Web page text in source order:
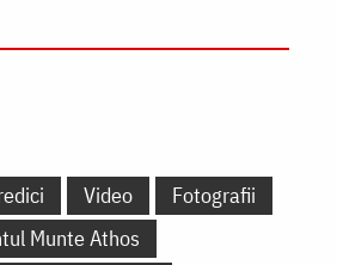
Video
Fotografii
Munte Athos